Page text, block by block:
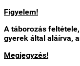
Figyelem!
A táborozás
gyerek által aláírva,
Megjegyzés!